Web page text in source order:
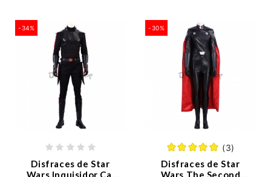
-34%
Disfraces de Star
Wars Inquisidor Cal
-30%
(3)
Disfraces de Star
Wars The Second